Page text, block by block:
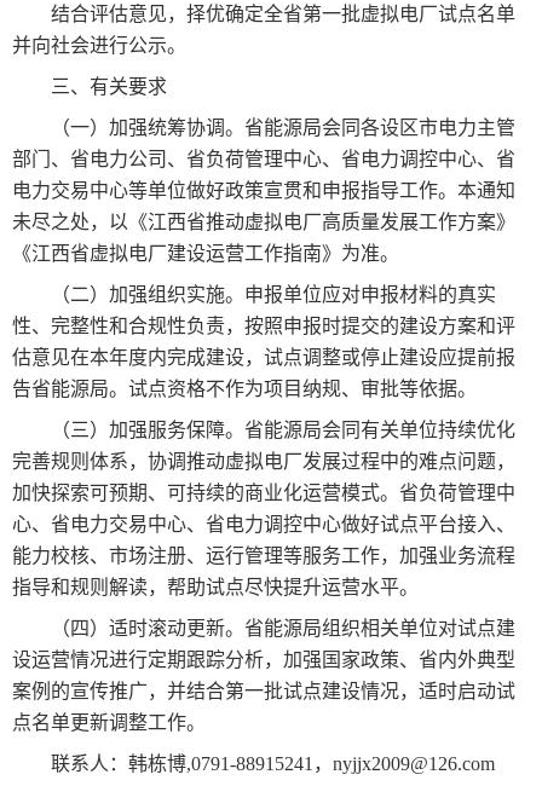
结合评估意见，择优确定全省第一批虚拟电厂试点名单
并向社会进行公示。
三、有关要求
（一）加强统筹协调。省能源局会同各设区市电力主管
部门、省电力公司、省负荷管理中心、省电力调控中心、省
电力交易中心等单位做好政策宣贯和申报指导工作。本通知
未尽之处，以《江西省推动虚拟电厂高质量发展工作方案》
《江西省虚拟电厂建设运营工作指南》为准。
（二）加强组织实施。申报单位应对申报材料的真实
性、完整性和合规性负责，按照申报时提交的建设方案和评
估意见在本年度内完成建设，试点调整或停止建设应提前报
告省能源局。试点资格不作为项目纳规、审批等依据。
（三）加强服务保障。省能源局会同有关单位持续优化
完善规则体系，协调推动虚拟电厂发展过程中的难点问题，
加快探索可预期、可持续的商业化运营模式。省负荷管理中
心、省电力交易中心、省电力调控中心做好试点平台接入、
能力校核、市场注册、运行管理等服务工作，加强业务流程
指导和规则解读，帮助试点尽快提升运营水平。
（四）适时滚动更新。省能源局组织相关单位对试点建
设运营情况进行定期跟踪分析，加强国家政策、省内外典型
案例的宣传推广，并结合第一批试点建设情况，适时启动试
点名单更新调整工作。
联系人：韩栋博,0791-88915241，nyjjx2009@126.com